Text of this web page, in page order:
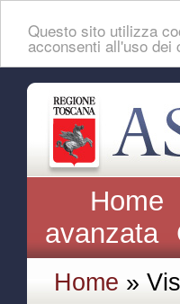
Questo sito utilizza
acconsenti all'uso dei
Home
avanzata
Home »